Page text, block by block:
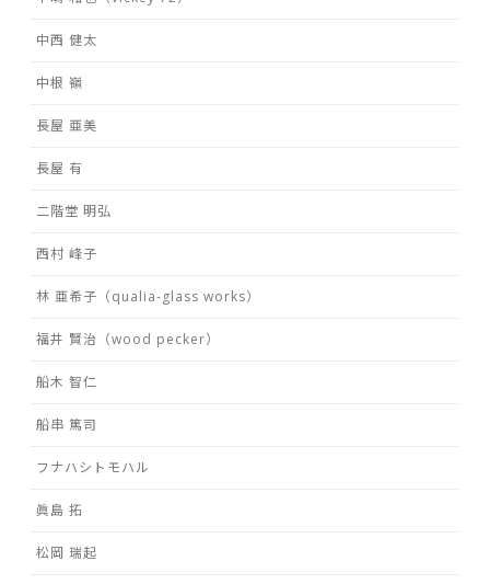
中西 健太
中根 嶺
長屋 亜美
長屋 有
二階堂 明弘
西村 峰子
林 亜希子（qualia-glass works）
福井 賢治（wood pecker）
船木 智仁
船串 篤司
フナハシトモハル
眞島 拓
松岡 瑞起